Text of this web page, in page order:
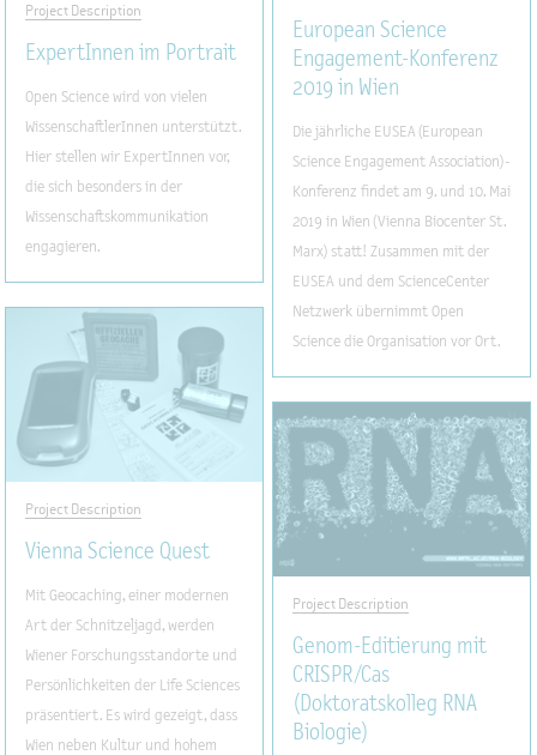
European Science
Engagement-Konferenz
2019 in Wien
Die jährliche EUSEA (European
Science Engagement Association)-
Konferenz findet am 9. und 10. Mai
2019 in Wien (Vienna Biocenter St.
Marx) statt! Zusammen mit der
EUSEA und dem ScienceCenter
Netzwerk übernimmt Open
Science die Organisation vor Ort.
Project Description
ExpertInnen im Portrait
Open Science wird von vielen
WissenschaftlerInnen unterstützt.
Hier stellen wir ExpertInnen vor,
die sich besonders in der
Wissenschaftskommunikation
engagieren.
Project Description
Vienna Science Quest
Mit Geocaching, einer modernen
Art der Schnitzeljagd, werden
Wiener Forschungsstandorte und
Persönlichkeiten der Life Sciences
präsentiert. Es wird gezeigt, dass
Wien neben Kultur und hohem
Project Description
Genom-Editierung mit
CRISPR/Cas
(Doktoratskolleg RNA
Biologie)